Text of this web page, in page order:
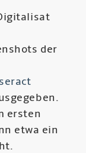
der
ersten
etwa ein